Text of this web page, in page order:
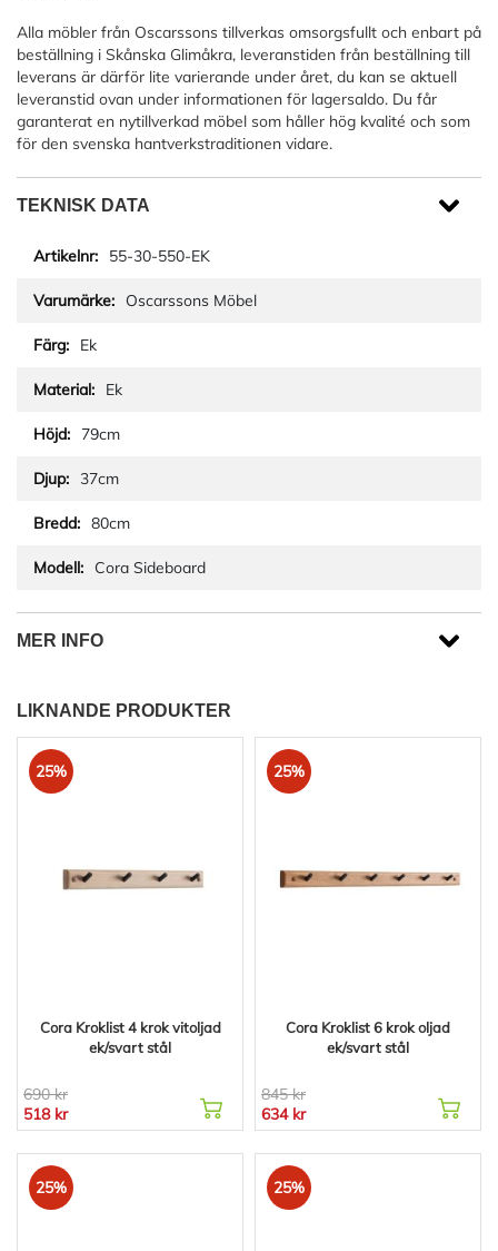
Alla möbler från Oscarssons tillverkas omsorgsfullt och enbart på
beställning i Skånska Glimåkra, leveranstiden från beställning till
leverans är därför lite varierande under året, du kan se aktuell
leveranstid ovan under informationen för lagersaldo. Du får
garanterat en nytillverkad möbel som håller hög kvalité och som
för den svenska hantverkstraditionen vidare.
TEKNISK DATA
55-30-550-EK
Oscarssons Möbel
Ek
Ek
79cm
37cm
80cm
Cora Sideboard
MER INFO
LIKNANDE PRODUKTER
25%
Cora Kroklist 4 krok vitoljad
ek/svart stål
690 kr
518 kr
25%
Cora Kroklist 6 krok oljad
ek/svart stål
845 kr
634 kr
25% 25%